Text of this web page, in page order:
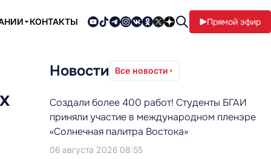
КОНТАКТЫ Прямой эфир
Новости Все новости
Создали более 400 работ! Студенты БГАИ
приняли участие в международном пленэре
«Солнечная палитра Востока»
06 августа 2026 08:55